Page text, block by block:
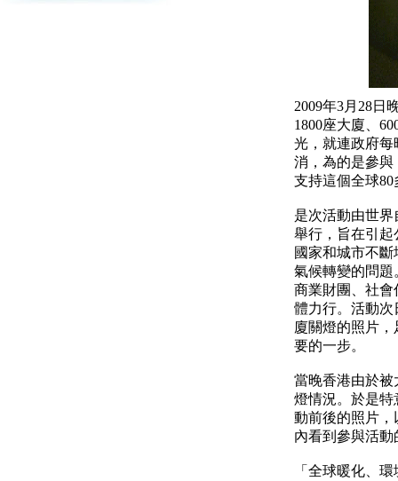
2009年3月28日
1800座大廈、
光，就連政府
消，為的是參與
支持這個全球
是次活動由世界
舉行，旨在引
國家和城市不
氣候轉變的問
商業財團、社
體力行。活動
廈關燈的照片
要的一步。
當晚香港由於
燈情況。於是
動前後的照片
內看到參與活
「全球暖化、